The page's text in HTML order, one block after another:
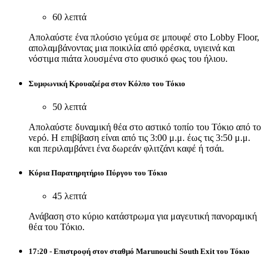
60 λεπτά
Απολαύστε ένα πλούσιο γεύμα σε μπουφέ στο Lobby Floor,
απολαμβάνοντας μια ποικιλία από φρέσκα, υγιεινά και
νόστιμα πιάτα λουσμένα στο φυσικό φως του ήλιου.
Συμφωνική Κρουαζιέρα στον Κόλπο του Τόκιο
50 λεπτά
Απολαύστε δυναμική θέα στο αστικό τοπίο του Τόκιο από το
νερό. Η επιβίβαση είναι από τις 3:00 μ.μ. έως τις 3:50 μ.μ.
και περιλαμβάνει ένα δωρεάν φλιτζάνι καφέ ή τσάι.
Κύρια Παρατηρητήριο Πύργου του Τόκιο
45 λεπτά
Ανάβαση στο κύριο κατάστρωμα για μαγευτική πανοραμική
θέα του Τόκιο.
17:20 - Επιστροφή στον σταθμό Marunouchi South Exit του Τόκιο